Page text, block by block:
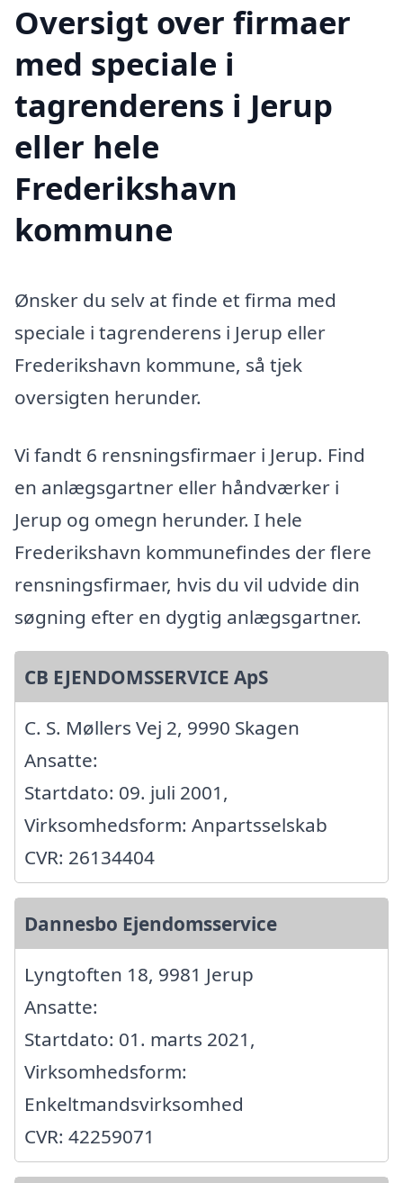
Oversigt over firmaer
med speciale i
tagrenderens i Jerup
eller hele
Frederikshavn
kommune
Ønsker du selv at finde et firma med
speciale i tagrenderens i Jerup eller
Frederikshavn kommune, så tjek
oversigten herunder.
Vi fandt 6 rensningsfirmaer i Jerup. Find
en anlægsgartner eller håndværker i
Jerup og omegn herunder. I hele
Frederikshavn kommunefindes der flere
rensningsfirmaer, hvis du vil udvide din
søgning efter en dygtig anlægsgartner.
CB EJENDOMSSERVICE ApS
C. S. Møllers Vej 2, 9990 Skagen
Ansatte:
Startdato: 09. juli 2001,
Virksomhedsform: Anpartsselskab
CVR: 26134404
Dannesbo Ejendomsservice
Lyngtoften 18, 9981 Jerup
Ansatte:
Startdato: 01. marts 2021,
Virksomhedsform:
Enkeltmandsvirksomhed
CVR: 42259071